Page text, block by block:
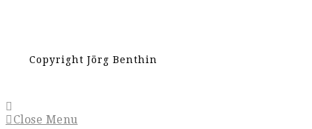
Copyright Jörg Benthin
Close Menu